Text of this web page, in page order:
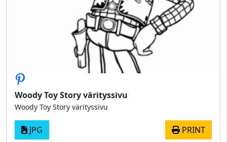
Woody Toy Story värityssivu
Woody Toy Story värityssivu
JPG PRINT